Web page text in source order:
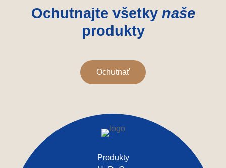
Ochutnajte všetky naše
produkty
Ochutnať
Produkty